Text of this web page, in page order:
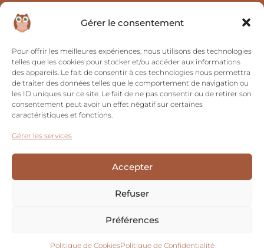
Gérer le consentement
Pour offrir les meilleures expériences, nous utilisons des technologies
telles que les cookies pour stocker et/ou accéder aux informations
des appareils. Le fait de consentir à ces technologies nous permettra
de traiter des données telles que le comportement de navigation ou
les ID uniques sur ce site. Le fait de ne pas consentir ou de retirer son
consentement peut avoir un effet négatif sur certaines
caractéristiques et fonctions.
Gérer les services
Accepter
Refuser
Préférences
Politique de CookiesPolitique de Confidentialité
Navigation
A propos
Témoignages
Commande
personnalisable
Mentions Légales
Politique de
33(0) 6 37 65 30 45